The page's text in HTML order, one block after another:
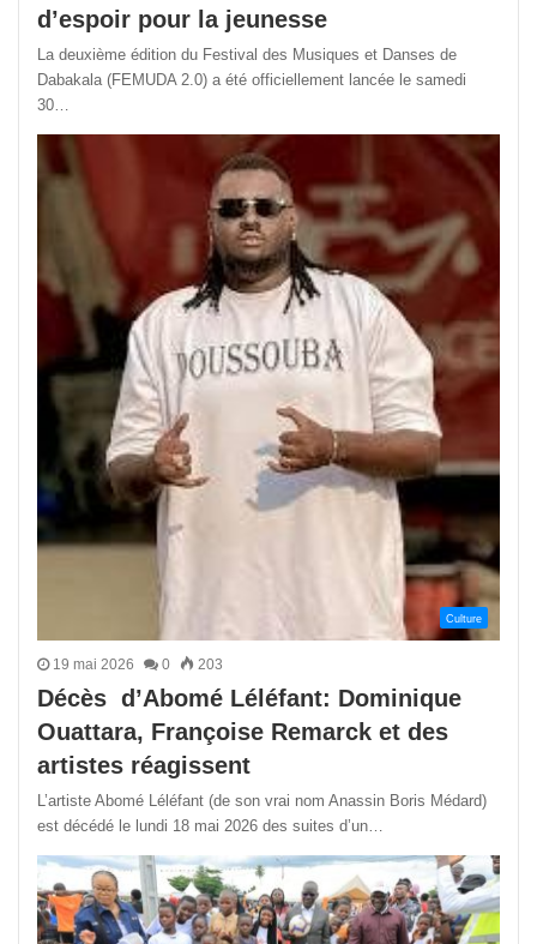
d’espoir pour la jeunesse
La deuxième édition du Festival des Musiques et Danses de
Dabakala (FEMUDA 2.0) a été officiellement lancée le samedi
30…
Culture
19 mai 2026 0 203
Décès d’Abomé Léléfant: Dominique
Ouattara, Françoise Remarck et des
artistes réagissent
L’artiste Abomé Léléfant (de son vrai nom Anassin Boris Médard)
est décédé le lundi 18 mai 2026 des suites d’un…